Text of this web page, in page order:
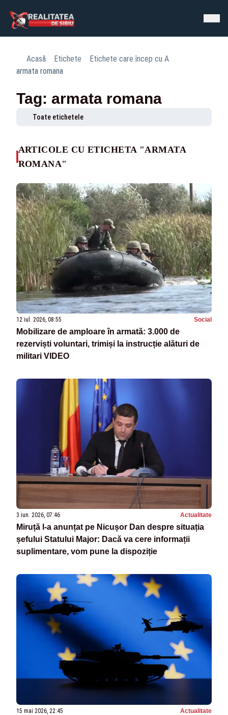
Acasă Etichete
Etichete care încep cu A
armata romana
Tag: armata romana
Toate etichetele
ARTICOLE CU ETICHETA "ARMATA
ROMANA"
12 iul. 2026, 08:55 Social
Mobilizare de amploare în armată: 3.000 de
rezerviști voluntari, trimiși la instrucție alături de
militari VIDEO
3 iun. 2026, 07:46 Actualitate
Miruță l-a anunțat pe Nicușor Dan despre situația
șefului Statului Major: Dacă va cere informații
suplimentare, vom pune la dispoziție
15 mai 2026, 22:45 Actualitate